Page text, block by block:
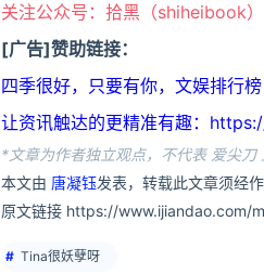
关注公众号：拾黑（shiheibook
[广告]赞助链接：
四季很好，只要有你，文娱排
让资讯触达的更精准有趣：
*文章为作者独立观点，不代表 爱尖刀
本文由 唐凝钰发表，转载此文章须经
原文链接 https://
Tina很妖孽呀